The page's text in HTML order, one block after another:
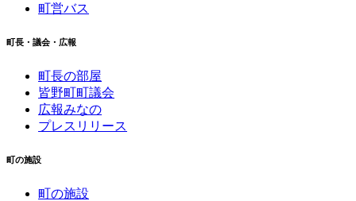
町営バス
町長・議会・広報
町長の部屋
皆野町町議会
広報みなの
プレスリリース
町の施設
町の施設